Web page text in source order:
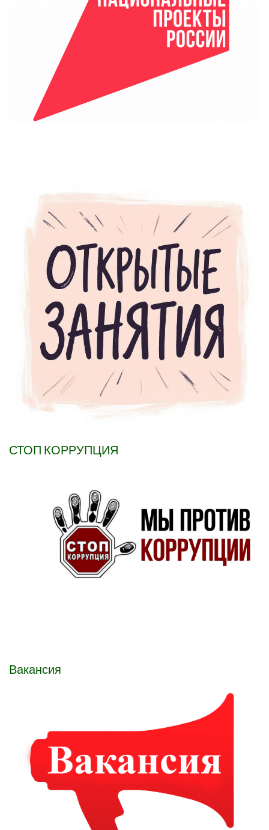
СТОП КОРРУПЦИЯ
Вакансия